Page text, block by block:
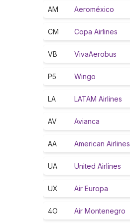
AM Aeroméxico
CM Copa Airlines
VB VivaAerobus
P5 Wingo
LA LATAM Airlines
AV Avianca
AA American Airlines
UA United Airlines
UX Air Europa
4O Air Montenegro